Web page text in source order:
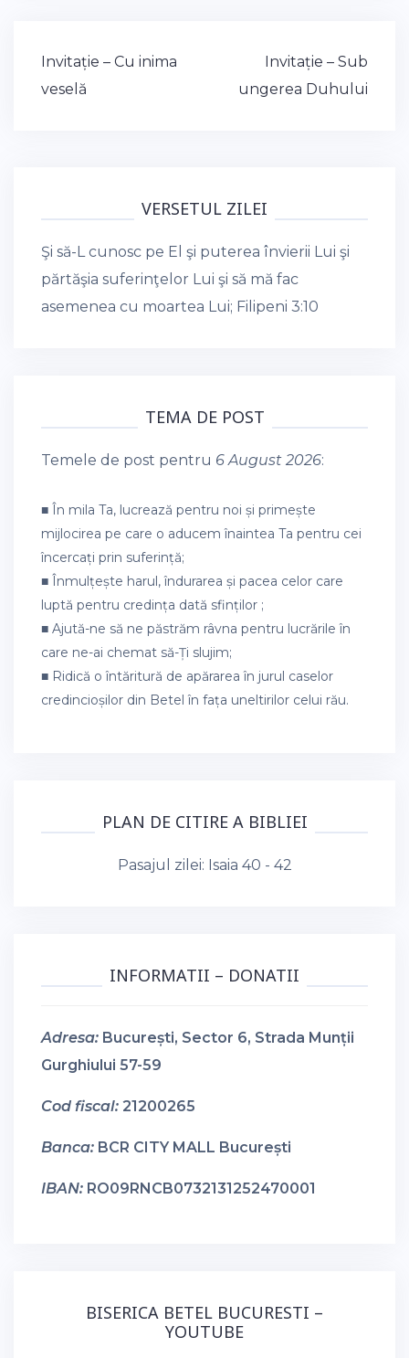
Post
navigation
Invitație – Cu inima
veselă
Invitație – Sub
ungerea Duhului
VERSETUL ZILEI
Şi să-L cunosc pe El şi puterea învierii Lui şi
părtăşia suferinţelor Lui şi să mă fac
asemenea cu moartea Lui; Filipeni 3:10
TEMA DE POST
Temele de post pentru 6 August 2026:
■ În mila Ta, lucrează pentru noi și primește
mijlocirea pe care o aducem înaintea Ta pentru cei
încercați prin suferință;
■ Înmulțește harul, îndurarea și pacea celor care
luptă pentru credința dată sfinților ;
■ Ajută-ne să ne păstrăm râvna pentru lucrările în
care ne-ai chemat să-Ți slujim;
■ Ridică o întăritură de apărarea în jurul caselor
credincioșilor din Betel în fața uneltirilor celui rău.
PLAN DE CITIRE A BIBLIEI
Pasajul zilei: Isaia 40 - 42
INFORMATII – DONATII
Adresa: București, Sector 6, Strada Munții
Gurghiului 57-59
Cod fiscal: 21200265
Banca: BCR CITY MALL București
IBAN: RO09RNCB0732131252470001
BISERICA BETEL BUCURESTI –
YOUTUBE